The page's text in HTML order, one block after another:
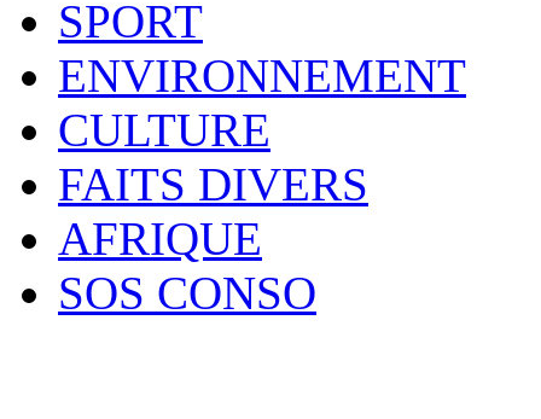
SPORT
ENVIRONNEMENT
CULTURE
FAITS DIVERS
AFRIQUE
SOS CONSO